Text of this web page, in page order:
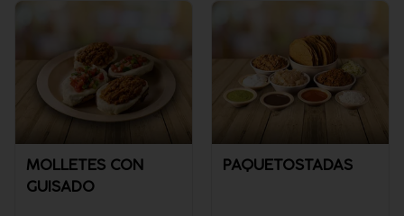
MOLLETES CON
GUISADO
PAQUETOSTADAS